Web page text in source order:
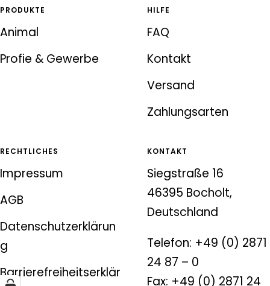
PRODUKTE
Animal
Profie & Gewerbe
HILFE
FAQ
Kontakt
Versand
Zahlungsarten
RECHTLICHES
Impressum
AGB
Datenschutzerklärun
g
Barrierefreiheitserklär
KONTAKT
Siegstraße 16
46395 Bocholt,
Deutschland
Telefon: +49 (0) 2871
24 87 – 0
Fax: +49 (0) 2871 24